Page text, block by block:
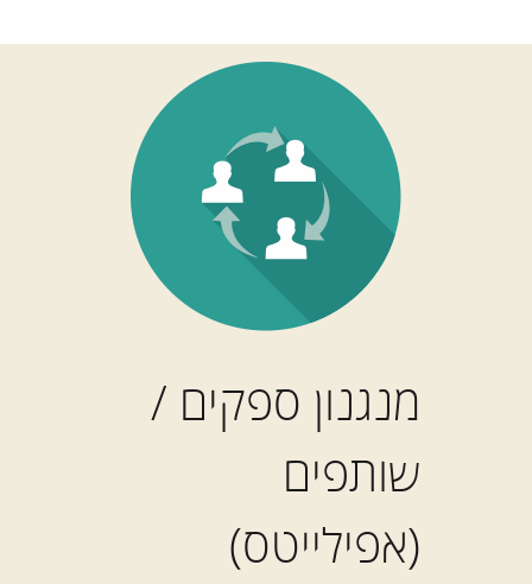
מנגנון ספקים /
שותפים
(אפילייטס)